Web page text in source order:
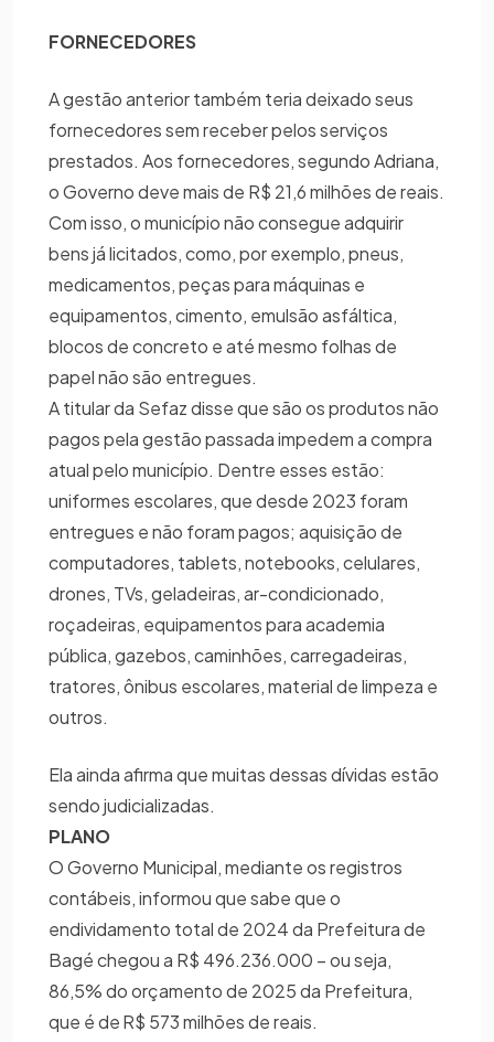
FORNECEDORES
A gestão anterior também teria deixado seus
fornecedores sem receber pelos serviços
prestados. Aos fornecedores, segundo Adriana,
o Governo deve mais de R$ 21,6 milhões de reais.
Com isso, o município não consegue adquirir
bens já licitados, como, por exemplo, pneus,
medicamentos, peças para máquinas e
equipamentos, cimento, emulsão asfáltica,
blocos de concreto e até mesmo folhas de
papel não são entregues.
A titular da Sefaz disse que são os produtos não
pagos pela gestão passada impedem a compra
atual pelo município. Dentre esses estão:
uniformes escolares, que desde 2023 foram
entregues e não foram pagos; aquisição de
computadores, tablets, notebooks, celulares,
drones, TVs, geladeiras, ar-condicionado,
roçadeiras, equipamentos para academia
pública, gazebos, caminhões, carregadeiras,
tratores, ônibus escolares, material de limpeza e
outros.
Ela ainda afirma que muitas dessas dívidas estão
sendo judicializadas.
PLANO
O Governo Municipal, mediante os registros
contábeis, informou que sabe que o
endividamento total de 2024 da Prefeitura de
Bagé chegou a R$ 496.236.000 – ou seja,
86,5% do orçamento de 2025 da Prefeitura,
que é de R$ 573 milhões de reais.